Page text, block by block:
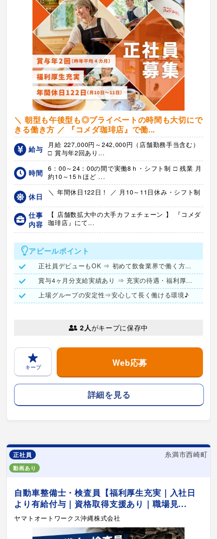
＼ 朝型も午後型も◎プライベートの時間も大切にで
きる働き方 ／ 『コメダ珈琲店』で働...
給与
月給 227,000円～242,000円（店舗勤務手当含む）
□ 賞与年2回あり...
時間
6：00～24：00の間で実働8ｈ・シフト制 □ 残業 月
約10～15ｈほど ...
休日 ＼ 年間休日122日！ ／ 月10～11日休み・シフト制
仕事
内容
【 店舗数拡大中の大手カフェチェーン 】 『コメダ
珈琲店』にて...
アピールポイント
正社員デビューもOK ⇒ 初めて飲食業界で働く方も歓迎♪
賞与4ヶ月分支給実績あり ⇒ 充実の待遇・福利厚生が勢揃い◎
上場グループの安定性⇒安心して長く働ける環境♪
2人がキープに保存中
キープ Web応募
詳細を見る
正社員 糸満市西崎町
動画あり
自動車整備士・検査員【福利厚生充実｜入社日
より有給付与｜資格取得支援あり｜職場見...
ヤマトオートワークス沖縄株式会社